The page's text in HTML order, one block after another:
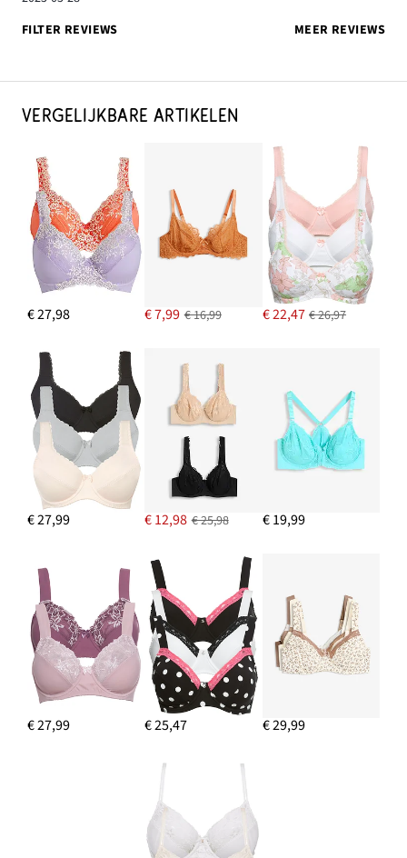
FILTER REVIEWS
MEER REVIEWS
VERGELIJKBARE ARTIKELEN
€ 27,98 € 7,99 € 16,99 € 22,47 € 26,97
€ 27,99 € 12,98 € 25,98 € 19,99
€ 27,99 € 25,47 € 29,99